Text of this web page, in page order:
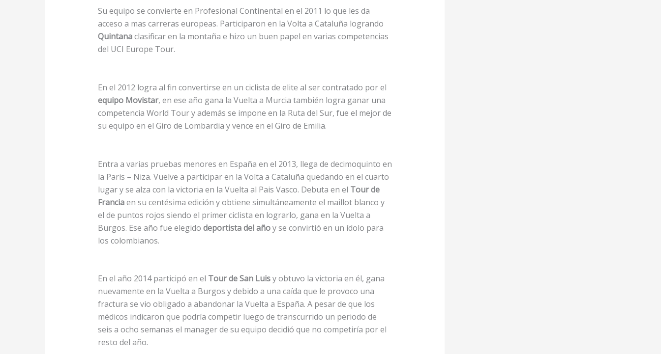
Su equipo se convierte en Profesional Continental en el 2011 lo que les da
acceso a mas carreras europeas. Participaron en la Volta a Cataluña logrando
Quintanaclasificar en la montaña e hizo un buen papel en varias competencias
del UCI Europe Tour.
En el 2012 logra al fin convertirse en un ciclista de elite al ser contratado por el
equipo Movistar, en ese año gana la Vuelta a Murcia también logra ganar una
competencia World Tour y además se impone en la Ruta del Sur, fue el mejor de
su equipo en el Giro de Lombardia y vence en el Giro de Emilia.
Entra a varias pruebas menores en España en el 2013, llega de decimoquinto en
la Paris – Niza. Vuelve a participar en la Volta a Cataluña quedando en el cuarto
lugar y se alza con la victoria en la Vuelta al Pais Vasco. Debuta en el Tour de
Franciaen su centésima edición y obtiene simultáneamente el maillot blanco y
el de puntos rojos siendo el primer ciclista en lograrlo, gana en la Vuelta a
Burgos. Ese año fue elegido deportista del añoy se convirtió en un ídolo para
los colombianos.
En el año 2014 participó en el Tour de San Luisy obtuvo la victoria en él, gana
nuevamente en la Vuelta a Burgos y debido a una caída que le provoco una
fractura se vio obligado a abandonar la Vuelta a España. A pesar de que los
médicos indicaron que podría competir luego de transcurrido un periodo de
seis a ocho semanas el manager de su equipo decidió que no competiría por el
resto del año.